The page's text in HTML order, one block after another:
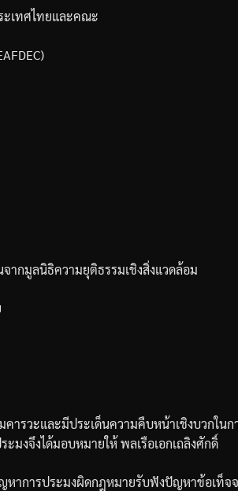
ะเทศไทยและคณะ
ากมูลนิธิความยุติธรรมเชิงสิ่งแวดล้อม
ารวะและมีประเด็นความคืบหน้าเชิงบวกในก
ะมงจึงได้มอบหมายให้พลเรือเอกเถลิงศักดิ์
หาการประมงผิดกฎหมายรับฟังปัญหาข้อเท็จ